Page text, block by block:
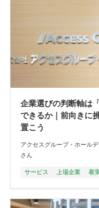
企業選びの判断軸は
できるか｜前向きに
置こう
アクセスグループ・ホー
さん
サービス 上場企業 着